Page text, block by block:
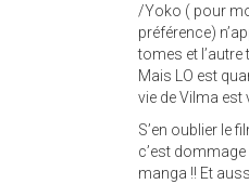
/Yoko ( pour
préférence)
tomes et l’autre
Mais LO est
vie de Vilma est
S’en oublier le
c’est dommage
manga !! Et